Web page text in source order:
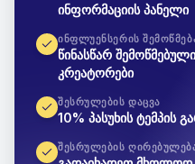
ინფორმაციის პანელი
ᲘᲜᲤᲚᲣᲔᲜᲡᲔᲠᲘᲡ
წინასწარ
კრეატორები
ᲨᲔᲡᲠᲣᲚᲔᲑᲘᲡ ᲓᲐᲪᲕᲐ
10% პასუხის ტემპის
ᲨᲔᲡᲠᲣᲚᲔᲑᲘᲡ